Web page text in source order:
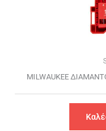
MILWAUKEE